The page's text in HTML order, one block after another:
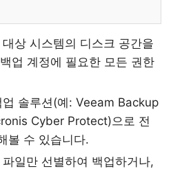
대상 시스템의 디스크 공간을
업 계정에 필요한 모든 권한
업 솔루션(예: Veeam Backup
Cyber Protect)으로 전
볼 수 있습니다.
파일만 선별하여 백업하거나,